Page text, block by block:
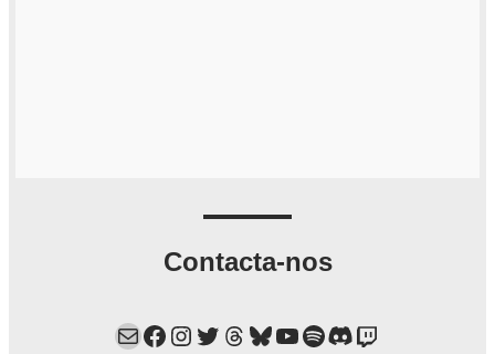
Contacta-nos
Mail Facebook Instagram Twitter Threads Bluesky YouTube Spotify Discord Twitch